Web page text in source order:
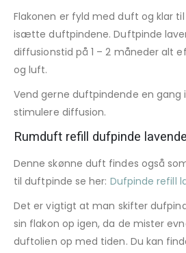
Flakonen er fyld med duft og klar
isætte duftpindene. Duftpinde
diffusionstid på 1 – 2 måneder alt
og luft.
Vend gerne duftpindende en gang
stimulere diffusion.
Rumduft refill dufpinde lavendel
Denne skønne duft findes også
til duftpinde se her: Dufpinde refill
Det er vigtigt at man skifter
sin flakon op igen, da de mister
duftolien op med tiden. Du kan